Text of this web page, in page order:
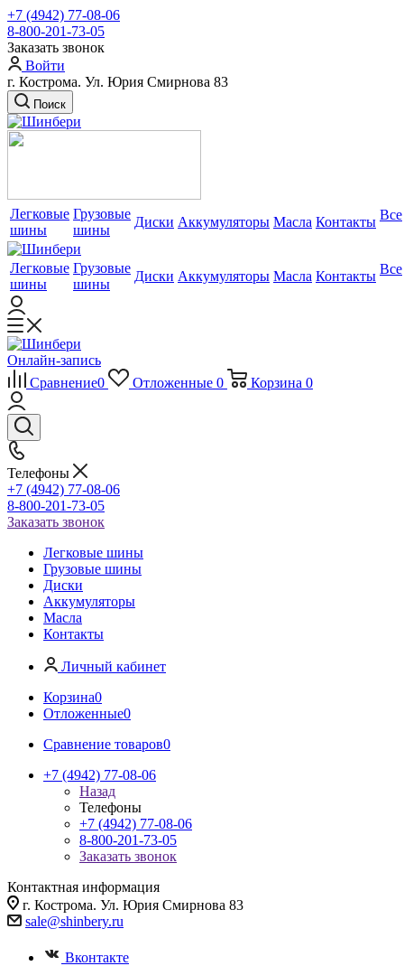
+7 (4942) 77-08-06
8-800-201-73-05
Заказать звонок
Войти
г. Кострома. Ул. Юрия Смирнова 83
Поиск
Легковые
шины
Грузовые
шины
Диски Аккумуляторы Масла Контакты Все
Легковые
шины
Грузовые
шины
Диски Аккумуляторы Масла Контакты Все
Онлайн-запись
Сравнение0 Отложенные 0 Корзина 0
Телефоны
+7 (4942) 77-08-06
8-800-201-73-05
Заказать звонок
Легковые шины
Грузовые шины
Диски
Аккумуляторы
Масла
Контакты
Личный кабинет
Корзина0
Отложенные0
Сравнение товаров0
+7 (4942) 77-08-06
Назад
Телефоны
+7 (4942) 77-08-06
8-800-201-73-05
Заказать звонок
Контактная информация
г. Кострома. Ул. Юрия Смирнова 83
sale@shinbery.ru
Вконтакте